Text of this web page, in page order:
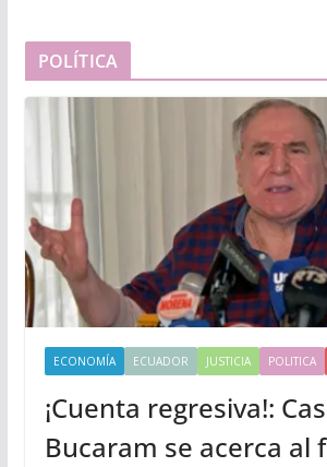
POLÍTICA
ECONOMÍA ECUADOR JUSTICIA POLITICA
¡Cuenta regresiva!:
Bucaram se acerca al